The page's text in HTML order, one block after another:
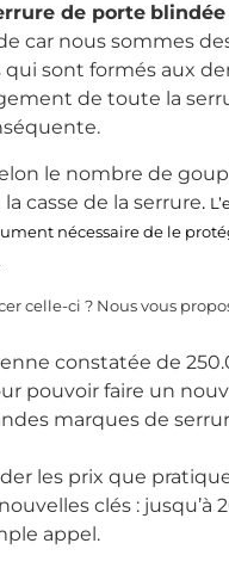
de porte blindée
car nous sommes
sont formés aux
de toute la
le nombre de
casse de la serrure.
nécessaire de le
celle-ci ? Nous vous
constatée de
pouvoir faire un
marques de
les prix que
clés : jusqu’à
appel.